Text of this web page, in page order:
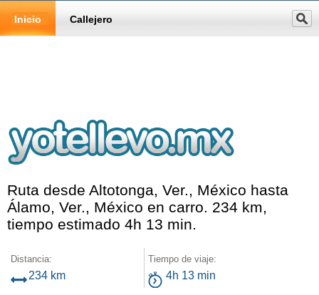
Inicio Callejero
Ruta desde Altotonga, Ver., México hasta
Álamo, Ver., México en carro. 234 km,
tiempo estimado 4h 13 min.
Distancia:
234 km
Tiempo de viaje:
4h 13 min